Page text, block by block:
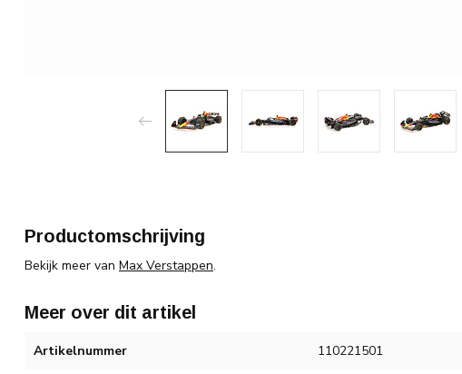
Productomschrijving
Bekijk meer van Max Verstappen.
Meer over dit artikel
Artikelnummer 110221501